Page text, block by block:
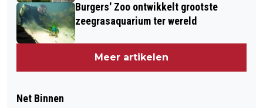
Burgers' Zoo ontwikkelt grootste
zeegrasaquarium ter wereld
Meer artikelen
Net Binnen